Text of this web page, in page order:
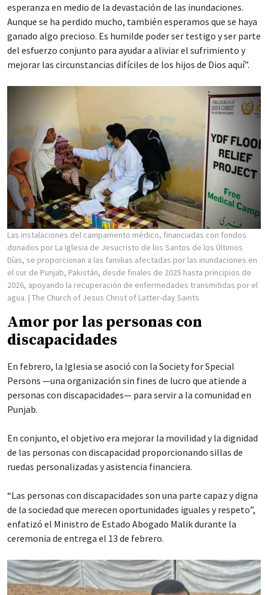
esperanza en medio de la devastación de las inundaciones.
Aunque se ha perdido mucho, también esperamos que se haya
ganado algo precioso. Es humilde poder ser testigo y ser parte
del esfuerzo conjunto para ayudar a aliviar el sufrimiento y
mejorar las circunstancias difíciles de los hijos de Dios aquí”.
Las instalaciones del campamento médico, financiadas con fondos
donados por La Iglesia de Jesucristo de los Santos de los Últimos
Días, se proporcionan a las familias afectadas por las inundaciones en
el sur de Punjab, Pakistán, desde finales de 2025 hasta principios de
2026, apoyando la recuperación de enfermedades transmitidas por el
agua. | The Church of Jesus Christ of Latter-day Saints
Amor por las personas con
discapacidades
En febrero, la Iglesia se asoció con la Society for Special
Persons —una organización sin fines de lucro que atiende a
personas con discapacidades— para servir a la comunidad en
Punjab.
En conjunto, el objetivo era mejorar la movilidad y la dignidad
de las personas con discapacidad proporcionando sillas de
ruedas personalizadas y asistencia financiera.
“Las personas con discapacidades son una parte capaz y digna
de la sociedad que merecen oportunidades iguales y respeto”,
enfatizó el Ministro de Estado Abogado Malik durante la
ceremonia de entrega el 13 de febrero.